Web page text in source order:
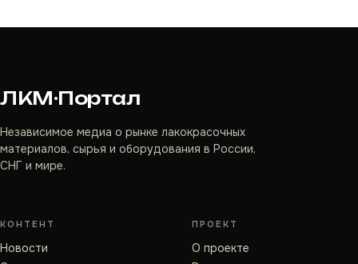
ЛКМ·Портал
Независимое медиа о рынке лакокрасочных
материалов, сырья и оборудования в России,
СНГ и мире.
КОНТЕНТ
Новости
ПРОЕКТ
О проекте